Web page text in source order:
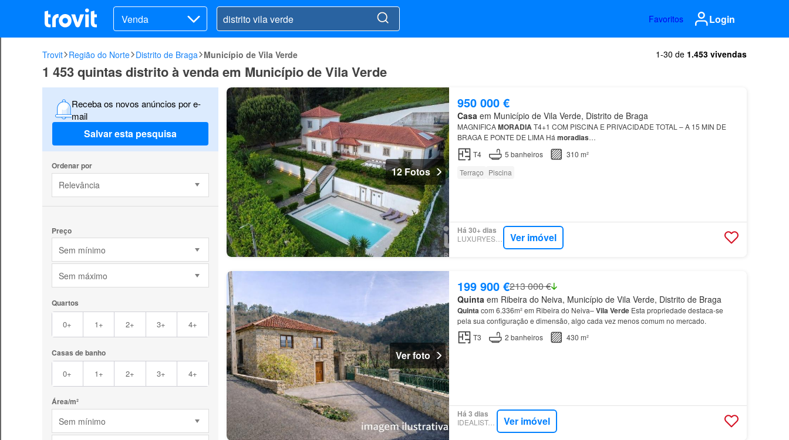
Venda Favoritos Login
Trovit Região do Norte Distrito de Braga Município de Vila Verde 1-30 de 1.453 vivendas
1 453 quintas distrito à venda em Município de Vila Verde
Receba os novos anúncios por e-
mail
Salvar esta pesquisa
Ordenar por
Relevância
Preço
Sem mínimo
Sem máximo
Quartos
0+ 1+ 2+ 3+ 4+
Casas de banho
0+ 1+ 2+ 3+ 4+
Área/m²
Sem mínimo
12 Fotos
950 000 €
Casaem Município de Vila Verde, Distrito de Braga
MAGNIFICAMORADIAT4+1 COM PISCINA E PRIVACIDADE TOTAL – A 15 MIN DE
BRAGA E PONTE DE LIMA Há moradias…
T4
5 banheiros
310 m²
Terraço Piscina
Há 30+ dias
LUXURYESTATE Ver imóvel
Ver foto
199 900 €213 000 €
Quinta em Ribeira do Neiva, Município de Vila Verde, Distrito de Braga
Quintacom 6.336m² em Ribeira do Neiva–VilaVerdeEsta propriedade destaca-se
pela sua configuração e dimensão, algo cada vez menos comum no mercado.
T3
2 banheiros 430 m²
Há 3 dias
IDEALISTA.PT Ver imóvel